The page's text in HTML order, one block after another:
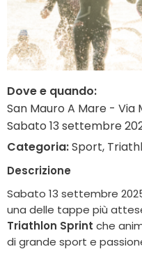
Dove e quando:
San Mauro A Mare - Via
Sabato 13 settembre
Categoria:Sport,
Descrizione
Sabato 13 settembre
una delle tappe più
Triathlon Sprint che
di grande sport e